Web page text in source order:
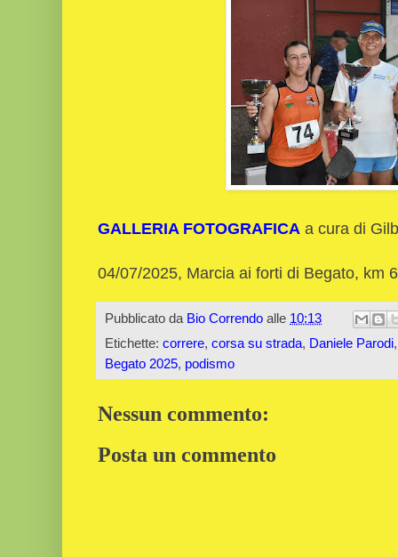
GALLERIA FOTOGRAFICA a cura di
04/07/2025, Marcia ai forti di Begato, km
Pubblicato da Bio Correndo alle 10:13
Etichette: correre, corsa su strada, Daniele Parodi
Begato 2025, podismo
Nessun commento:
Posta un commento